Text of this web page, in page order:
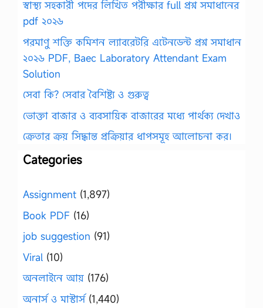
স্বাস্থ্য সহকারী পদের লিখিত পরীক্ষার full প্রশ্ন সমাধানের
pdf ২০২৬
পরমাণু শক্তি কমিশন ল্যাবরেটরি এটেনডেন্ট প্রশ্ন সমাধান
২০২৬ PDF, Baec Laboratory Attendant Exam
Solution
সেবা কি? সেবার বৈশিষ্ট্য ও গুরুত্ব
ভোক্তা বাজার ও ব্যবসায়িক বাজারের মধ্যে পার্থক্য দেখাও
ক্রেতার ক্রয় সিদ্ধান্ত প্রক্রিয়ার ধাপসমূহ আলোচনা কর।
Categories
Assignment (1,897)
Book PDF (16)
job suggestion (91)
Viral (10)
অনলাইনে আয় (176)
অনার্স ও মাস্টার্স(1,440)